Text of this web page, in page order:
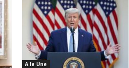
A la Une